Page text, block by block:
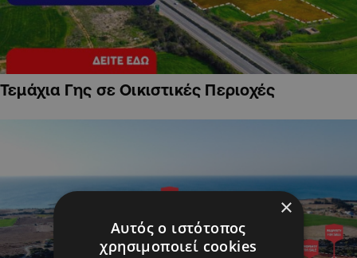
Τεμάχια Γης σε Οικιστικές Περιοχές
×
Αυτός ο ιστότοπος
χρησιμοποιεί cookies